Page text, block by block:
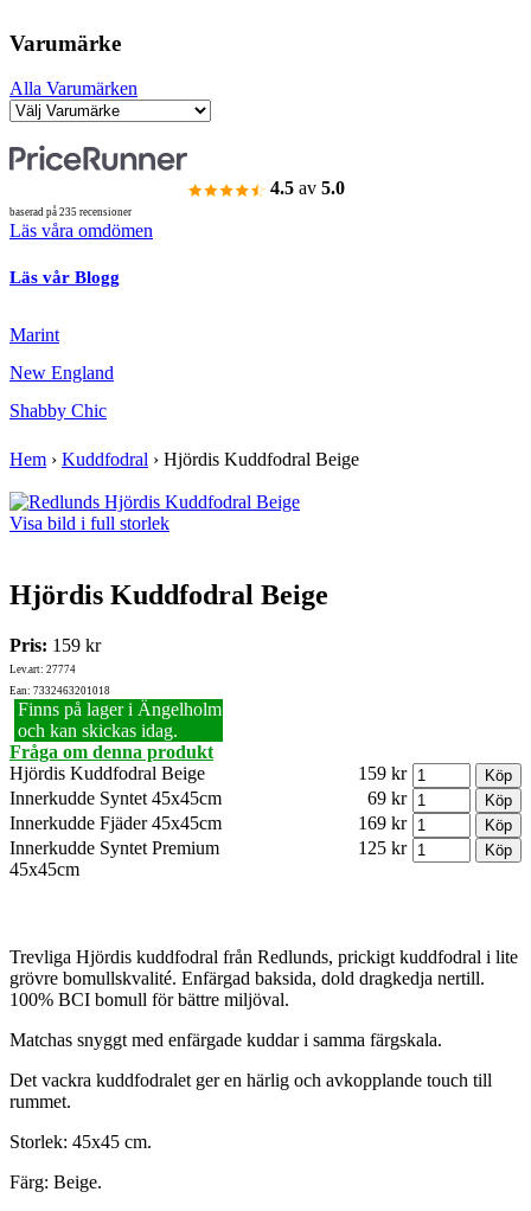
Varumärke
Alla Varumärken
4.5 av 5.0
baserad på 235 recensioner
Läs våra omdömen
Läs vår Blogg
Marint
New England
Shabby Chic
Hem › Kuddfodral › Hjördis Kuddfodral Beige
Visa bild i full storlek
Hjördis Kuddfodral Beige
Pris: 159 kr
Lev.art: 27774
Ean: 7332463201018
Finns på lager i Ängelholm
och kan skickas idag.
Fråga om denna produkt
Hjördis Kuddfodral Beige
159 kr
Innerkudde Syntet 45x45cm
69 kr
Innerkudde Fjäder 45x45cm
169 kr
Innerkudde Syntet Premium
45x45cm
125 kr
Trevliga Hjördis kuddfodral från Redlunds, prickigt kuddfodral i lite
grövre bomullskvalité. Enfärgad baksida, dold dragkedja nertill.
100% BCI bomull för bättre miljöval.
Matchas snyggt med enfärgade kuddar i samma färgskala.
Det vackra kuddfodralet ger en härlig och avkopplande touch till
rummet.
Storlek: 45x45 cm.
Färg: Beige.